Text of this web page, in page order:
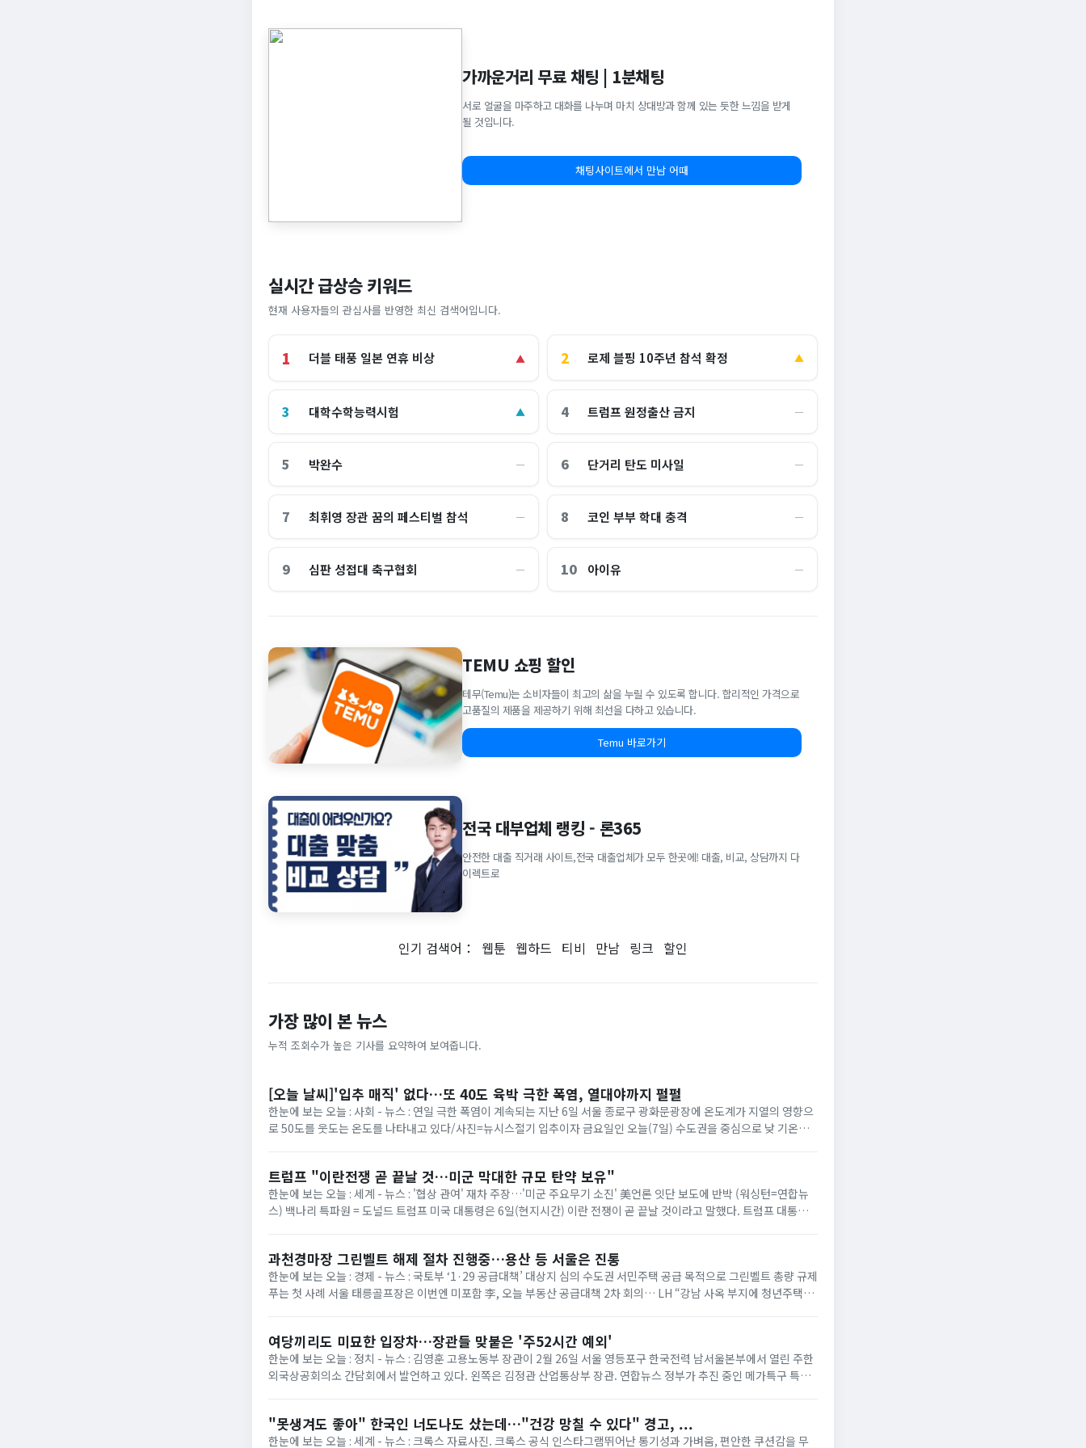
가까운거리 무료 채팅 | 1분채팅
서로 얼굴을 마주하고 대화를 나누며 마치 상대방과 함께 있는 듯한 느낌을 받게
될 것입니다.
채팅사이트에서 만남 어때
실시간 급상승 키워드
현재 사용자들의 관심사를 반영한 최신 검색어입니다.
1 더블 태풍 일본 연휴 비상 ▲ 2 로제 블핑 10주년 참석 확정 ▲
3 대학수학능력시험 ▲ 4 트럼프 원정출산 금지 ―
5 박완수 ― 6 단거리 탄도 미사일 ―
7 최휘영 장관 꿈의 페스티벌 참석 ― 8 코인 부부 학대 충격 ―
9 심판 성접대 축구협회 ― 10 아이유 ―
TEMU 쇼핑 할인
테무(Temu)는 소비자들이 최고의 삶을 누릴 수 있도록 합니다. 합리적인 가격으로
고품질의 제품을 제공하기 위해 최선을 다하고 있습니다.
Temu 바로가기
전국 대부업체 랭킹 - 론365
안전한 대출 직거래 사이트,전국 대출업체가 모두 한곳에! 대출, 비교, 상담까지 다
이렉트로
인기 검색어： 웹툰 웹하드 티비 만남 링크 할인
가장 많이 본 뉴스
누적 조회수가 높은 기사를 요약하여 보여줍니다.
[오늘 날씨]'입추 매직' 없다…또 40도 육박 극한 폭염, 열대야까지 펄펄
한눈에 보는 오늘 : 사회 - 뉴스 : 연일 극한 폭염이 계속되는 지난 6일 서울 종로구 광화문광장에 온도계가 지열의 영향으
로 50도를 웃도는 온도를 나타내고 있다/사진=뉴시스절기 입추이자 금요일인 오늘(7일) 수도권을 중심으로 낮 기온이
트럼프 "이란전쟁 곧 끝날 것…미군 막대한 규모 탄약 보유"
한눈에 보는 오늘 : 세계 - 뉴스 : '협상 관여' 재차 주장…'미군 주요무기 소진' 美언론 잇단 보도에 반박 (워싱턴=연합뉴
스) 백나리 특파원 = 도널드 트럼프 미국 대통령은 6일(현지시간) 이란 전쟁이 곧 끝날 것이라고 말했다. 트럼프 대통령
과천경마장 그린벨트 해제 절차 진행중…용산 등 서울은 진통
한눈에 보는 오늘 : 경제 - 뉴스 : 국토부 ‘1·29 공급대책’ 대상지 심의 수도권 서민주택 공급 목적으로 그린벨트 총량 규제
푸는 첫 사례 서울 태릉골프장은 이번엔 미포함 李, 오늘 부동산 공급대책 2차 회의… LH “강남 사옥 부지에 청년주택”
여당끼리도 미묘한 입장차…장관들 맞붙은 '주52시간 예외'
한눈에 보는 오늘 : 정치 - 뉴스 : 김영훈 고용노동부 장관이 2월 26일 서울 영등포구 한국전력 남서울본부에서 열린 주한
외국상공회의소 간담회에서 발언하고 있다. 왼쪽은 김정관 산업통상부 장관. 연합뉴스 정부가 추진 중인 메가특구 특별
"못생겨도 좋아" 한국인 너도나도 샀는데…"건강 망칠 수 있다" 경고, ...
한눈에 보는 오늘 : 세계 - 뉴스 : 크록스 자료사진. 크록스 공식 인스타그램뛰어난 통기성과 가벼움, 편안한 쿠션감을 무